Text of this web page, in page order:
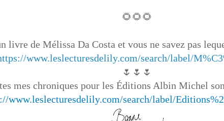
🌻🌻🌻
livre de Mélissa Da Costa et vous ne savez pas
www.leslecturesdelily.com/search/label/
🌷🌷🌷
mes chroniques pour les Éditions Albin Michel
www.leslecturesdelily.com/search/label/